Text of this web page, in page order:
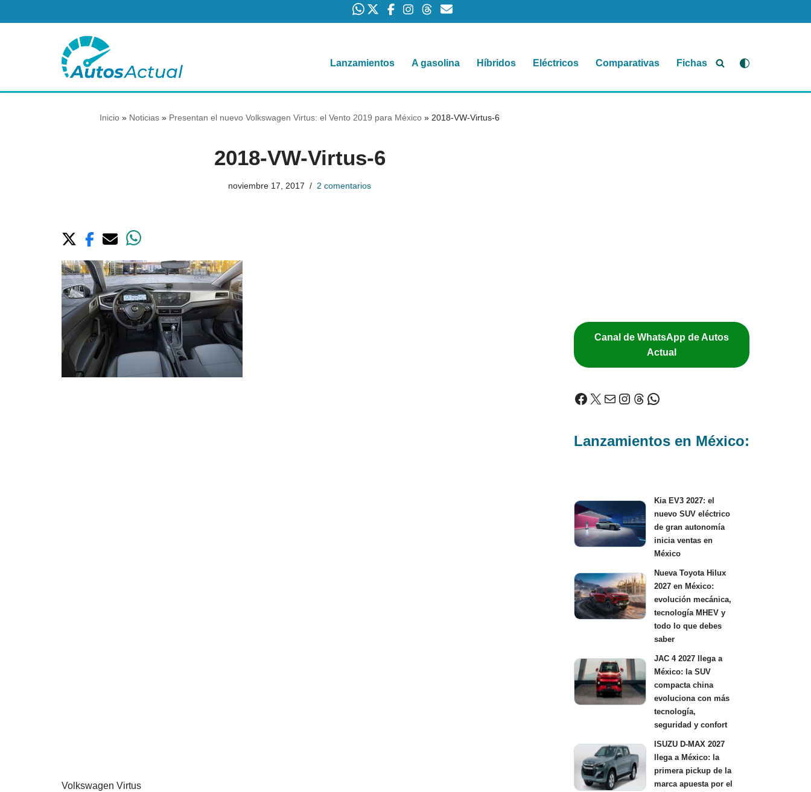
contenido
Lanzamientos A gasolina Híbridos Eléctricos Comparativas Fichas
Inicio » Noticias » Presentan el nuevo Volkswagen Virtus: el Vento 2019 para México » 2018-VW-Virtus-6
2018-VW-Virtus-6
noviembre 17, 2017 2 comentarios
Volkswagen Virtus
Canal de WhatsApp de Autos
Actual
Lanzamientos en México:
Kia EV3 2027: el
nuevo SUV eléctrico
de gran autonomía
inicia ventas en
México
Nueva Toyota Hilux
2027 en México:
evolución mecánica,
tecnología MHEV y
todo lo que debes
saber
JAC 4 2027 llega a
México: la SUV
compacta china
evoluciona con más
tecnología,
seguridad y confort
ISUZU D-MAX 2027
llega a México: la
primera pickup de la
marca apuesta por el